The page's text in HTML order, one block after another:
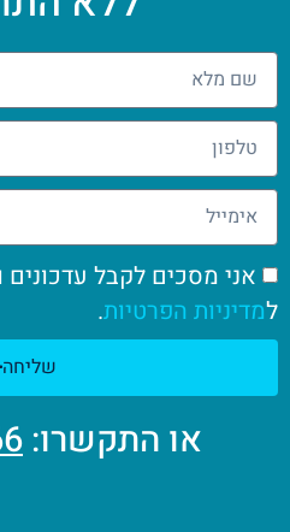
אני מסכים לקבל
למדיניות הפרטיות.
שליחה
או התקשרו: